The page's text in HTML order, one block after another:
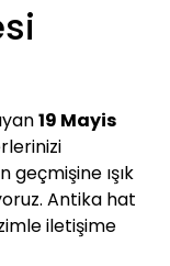
19 Mayis
ışık
Antika hat
iletişime